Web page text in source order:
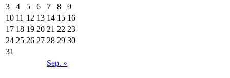
Sep. »
3
4 5 6 7 8
9
10 11 12 13 14 15 16
17 18 19 20 21 22 23
24 25 26 27 28 29 30
31